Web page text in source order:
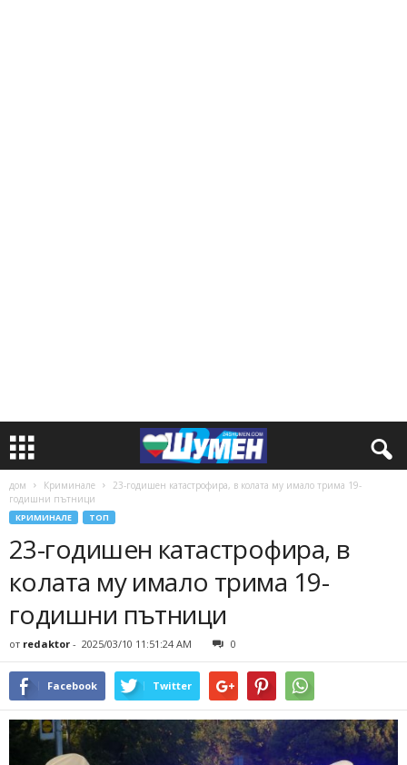
дом Криминале
23-годишен катастрофира, в колата му имало трима 19-
годишни пътници
КРИМИНАЛЕ ТОП
23-годишен катастрофира, в
колата му имало трима 19-
годишни пътници
от redaktor - 2025/03/10 11:51:24 AM 0
Facebook Twitter